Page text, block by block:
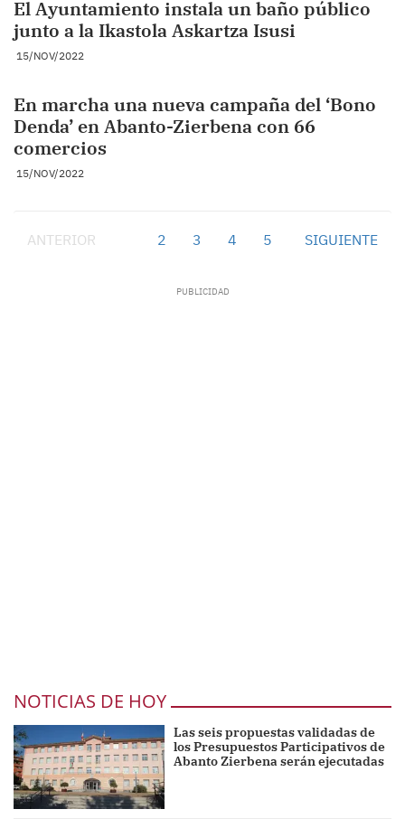
El Ayuntamiento instala un baño público
junto a la Ikastola Askartza Isusi
15/NOV/2022
En marcha una nueva campaña del ‘Bono
Denda’ en Abanto-Zierbena con 66
comercios
15/NOV/2022
ANTERIOR 2 3 4 5 SIGUIENTE
NOTICIAS DE HOY
Las seis propuestas validadas de
los Presupuestos Participativos de
Abanto Zierbena serán ejecutadas